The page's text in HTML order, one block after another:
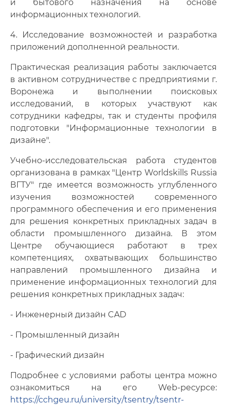
и бытового назначения на основе
информационных технологий.
4. Исследование возможностей и разработка
приложений дополненной реальности.
Практическая реализация работы заключается
в активном сотрудничестве с предприятиями г.
Воронежа и выполнении поисковых
исследований, в которых участвуют как
сотрудники кафедры, так и студенты профиля
подготовки "Информационные технологии в
дизайне".
Учебно-исследовательская работа студентов
организована в рамках "Центр Worldskills Russia
ВГТУ" где имеется возможность углубленного
изучения возможностей современного
программного обеспечения и его применения
для решения конкретных прикладных задач в
области промышленного дизайна. В этом
Центре обучающиеся работают в трех
компетенциях, охватывающих большинство
направлений промышленного дизайна и
применение информационных технологий для
решения конкретных прикладных задач:
- Инженерный дизайн CAD
- Промышленный дизайн
- Графический дизайн
Подробнее с условиями работы центра можно
ознакомиться на его Web-ресурсе:
https://cchgeu.ru/university/tsentry/tsentr-